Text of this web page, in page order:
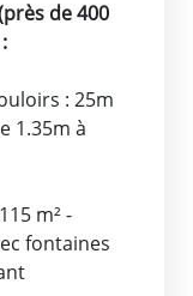
de 400
: 25m
1.35m à
m² -
fontaines